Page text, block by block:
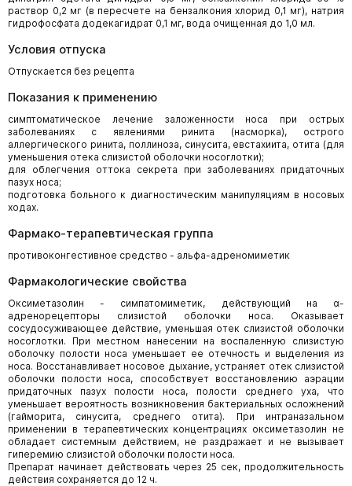
раствор 0,2 мг (в пересчете на бензалкония хлорид 0,1 мг), натрия
гидрофосфата додекагидрат 0,1 мг, вода очищенная до 1,0 мл.
Условия отпуска
Отпускается без рецепта
Показания к применению
симптоматическое лечение заложенности носа при острых
заболеваниях с явлениями ринита (насморка), острого
аллергического ринита, поллиноза, синусита, евстахиита, отита (для
уменьшения отека слизистой оболочки носоглотки);
для облегчения оттока секрета при заболеваниях придаточных
пазух носа;
подготовка больного к диагностическим манипуляциям в носовых
ходах.
Фармако-терапевтическая группа
противоконгестивное средство - альфа-адреномиметик
Фармакологические свойства
Оксиметазолин - симпатомиметик, действующий на α-
адренорецепторы слизистой оболочки носа. Оказывает
сосудосуживающее действие, уменьшая отек слизистой оболочки
носоглотки. При местном нанесении на воспаленную слизистую
оболочку полости носа уменьшает ее отечность и выделения из
носа. Восстанавливает носовое дыхание, устраняет отек слизистой
оболочки полости носа, способствует восстановлению аэрации
придаточных пазух полости носа, полости среднего уха, что
уменьшает вероятность возникновения бактериальных осложнений
(гайморита, синусита, среднего отита). При интраназальном
применении в терапевтических концентрациях оксиметазолин не
обладает системным действием, не раздражает и не вызывает
гиперемию слизистой оболочки полости носа.
Препарат начинает действовать через 25 сек, продолжительность
действия сохраняется до 12 ч.